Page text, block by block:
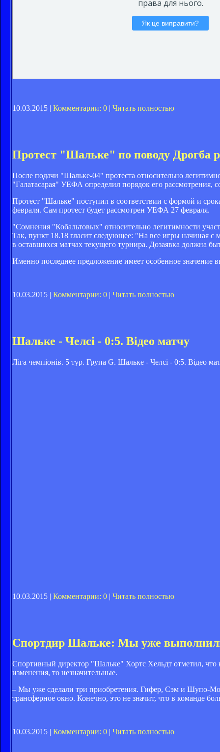
10.03.2015 | Комментарии: 0 | Читать полностью
Протест "Шальке" по поводу Дрогба
После подачи "Шальке-04" протеста относительно
"Галатасарая" УЕФА определил порядок его рассмотрения,
Протест "Шальке" поступил в соответствии с формой и
февраля. Сам протест будет рассмотрен УЕФА 27 февраля.
"Сомнения "Кобальтовых" относительно легитимности
Так, пункт 18.18 гласит следующее: "На все игры начиная с
в оставшихся матчах текущего турнира. Дозаявка должна
Именно последнее предложение имеет особенное значение
10.03.2015 | Комментарии: 0 | Читать полностью
Шальке - Челсі - 0:5. Відео матчу
Ліга чемпіонів. 5 тур. Група G. Шальке - Челсі - 0:5. Відео
10.03.2015 | Комментарии: 0 | Читать полностью
Спортдир Шальке: Мы уже
Спортивный директор "Шальке" Хортс Хельдт отметил,
изменения, то незначительные.
– Мы уже сделали три приобретения. Гифер, Сэм и Шупо-
трансферное окно. Конечно, это не значит, что в команде
10.03.2015 | Комментарии: 0 | Читать полностью